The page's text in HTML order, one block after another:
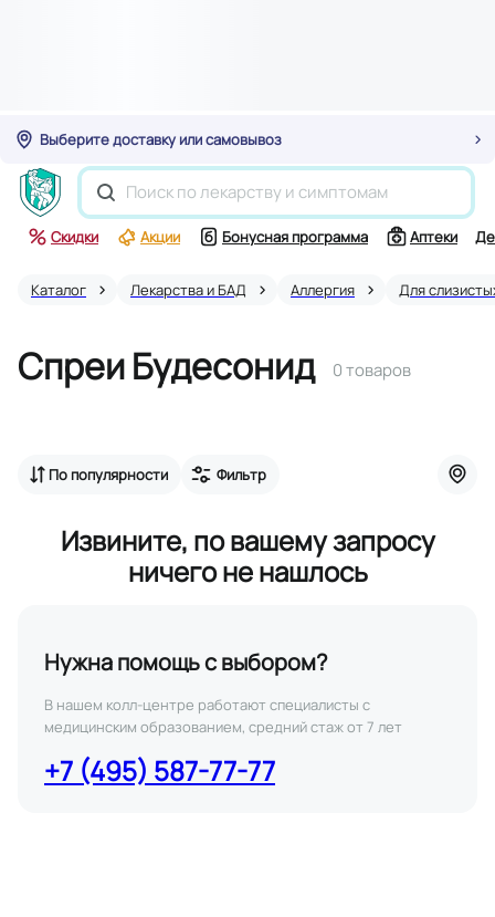
Выберите доставку или самовывоз
Скидки Акции Бонусная программа Аптеки
Каталог Лекарства и БАД Аллергия Для
Спреи Будесонид 0 товаров
По популярности Фильтр
Извините, по вашему запросу
ничего не нашлось
Нужна помощь с выбором?
В нашем колл-центре работают специалисты с
медицинским образованием, средний стаж от 7 лет
+7 (495) 587-77-77